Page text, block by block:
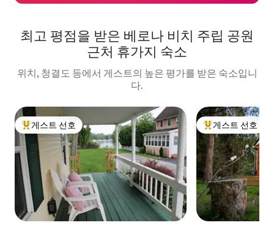
최고 평점을 받은 베로나 비치 주립 공원
근처 휴가지 숙소
위치, 청결도 등에서 게스트의 높은 평가를 받은 숙소입니
다.
상위 게스트 선호
게스트 선호 상위 게스트 선호
게스트 선호